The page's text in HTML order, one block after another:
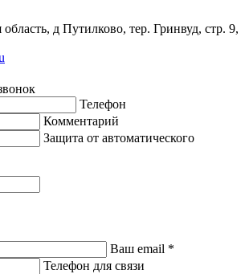
д Путилково, тер. Гринвуд, стр. 9,
Телефон
Комментарий
Защита от автоматического
Ваш email *
Телефон для связи